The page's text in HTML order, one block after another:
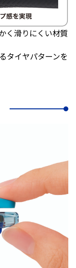
く滑りにくい材質
タイヤパターンを